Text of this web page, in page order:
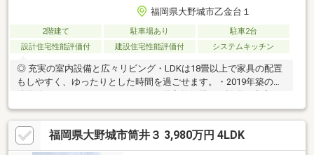
福岡県大野城市乙金台１
2階建て 駐車場あり
駐車2台
設計住宅性能評価付
建設住宅性能評価付 システムキッチン
◎ 充実の室内設備と広々リビング・LDKは18畳以上で家具の配置
もしやすく、ゆったりとした時間を過ごせます。・2019年築の築
浅物件で、IHクッキングヒーターや浴室乾燥機など設備も充実し
ています。◎ 快適なオール電化とゆとりの収納・家計に優しいオ
ール電化仕様。さらに、季節物の収納に便利なロフトも完備して
います。・南向きの整形地で陽当りも良好。室内は明るく、心地
よい風が通り抜けます。◎ 駐車場2台完備と便利な周辺環境・ス
福岡県大野城市筒井３ 3,980万円 4LDK